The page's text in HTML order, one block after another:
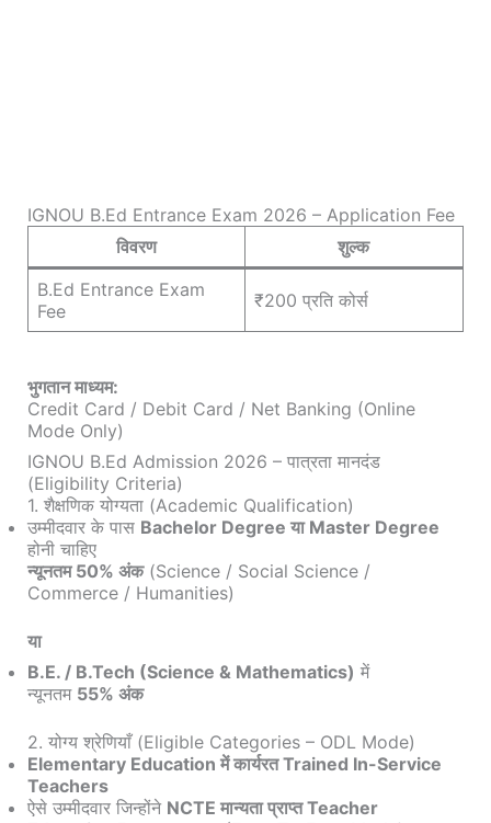
IGNOU B.Ed Entrance Exam 2026 – Application Fee
विवरण
शुल्क
B.Ed Entrance Exam
Fee
₹200 प्रति कोर्स
भुगतान माध्यम:
Credit Card / Debit Card / Net Banking (Online
Mode Only)
IGNOU B.Ed Admission 2026 – पात्रता मानदंड
(Eligibility Criteria)
1. शैक्षणिक योग्यता (Academic Qualification)
उम्मीदवार के पास Bachelor Degree या Master Degree
होनी चाहिए
न्यूनतम 50% अंक(Science / Social Science /
Commerce / Humanities)
या
B.E. / B.Tech (Science & Mathematics) में
न्यूनतम 55% अंक
2. योग्य श्रेणियाँ (Eligible Categories – ODL Mode)
Elementary Education में कार्यरत Trained In-Service
Teachers
ऐसे उम्मीदवार जिन्होंने NCTE मान्यता प्राप्त Teacher